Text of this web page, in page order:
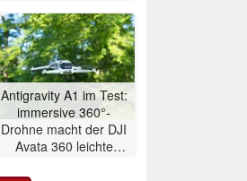
Antigravity A1 im Test:
immersive 360°-
Drohne macht der DJI
Avata 360 leichte